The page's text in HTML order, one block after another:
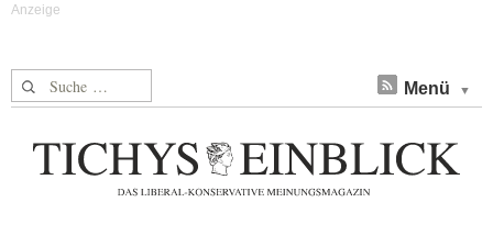
Suche nach: Menü